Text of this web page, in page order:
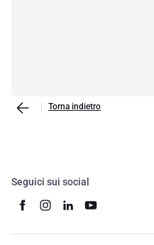
Torna indietro
Seguici sui social